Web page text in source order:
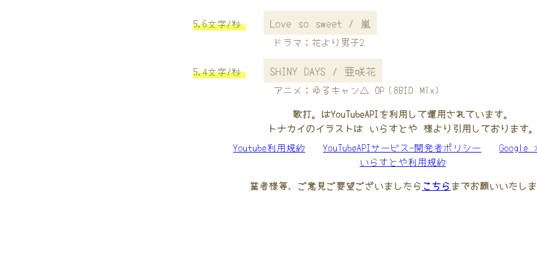
5.6文字/秒 Love so sweet / 嵐
ドラマ：花より男子2
5.4文字/秒 SHINY DAYS / 亜咲花
アニメ：ゆるキャン△ OP（8BID Mix)
歌打。はYouTubeAPIを利用して運用されています。
トナカイのイラストは いらすとや 様より引用しております。
Youtube利用規約
YouTubeAPIサービス-開発者ポリシー
Google
いらすとや利用規約
業者様等、ご意見ご要望ございましたら こちらまでお願いいたしま